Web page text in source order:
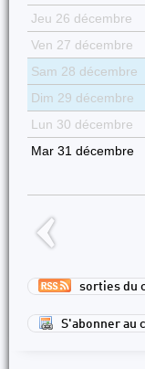
Jeu 26 décembre
Ven 27 décembre
Sam 28 décembre
Dim 29 décembre
Lun 30 décembre
Mar 31 décembre
sorties du
S'abonner au